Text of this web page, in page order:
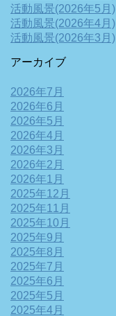
活動風景(2026年5月)
活動風景(2026年4月)
活動風景(2026年3月)
アーカイブ
2026年7月
2026年6月
2026年5月
2026年4月
2026年3月
2026年2月
2026年1月
2025年12月
2025年11月
2025年10月
2025年9月
2025年8月
2025年7月
2025年6月
2025年5月
2025年4月